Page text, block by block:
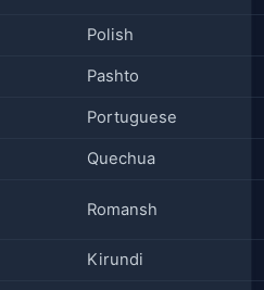
Polish
Pashto
Portuguese
Quechua
Romansh
Kirundi